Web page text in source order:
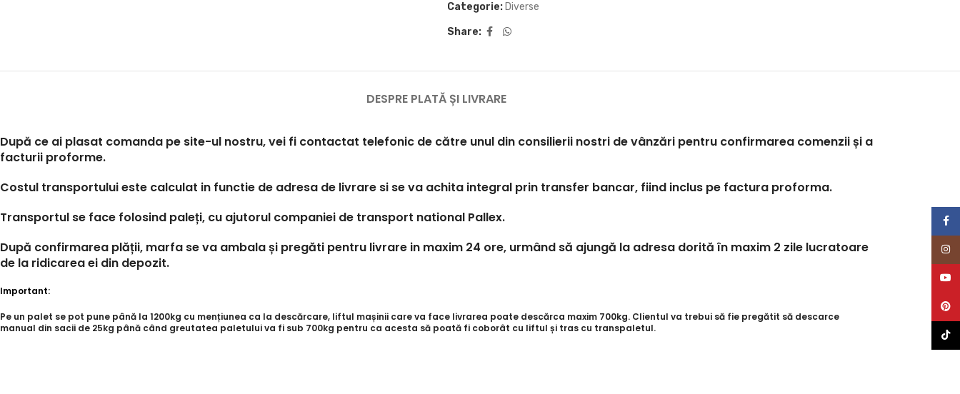
Categorie: Diverse
Share:
DESPRE PLATĂ ȘI LIVRARE
După ce ai plasat comanda pe site-ul nostru, vei fi contactat telefonic de către unul din consilierii nostri de vânzări pentru confirmarea comenzii și a
facturii proforme.
Costul transportului este calculat in functie de adresa de livrare si se va achita integral prin transfer bancar, fiind inclus pe factura proforma.
Transportul se face folosind paleți, cu ajutorul companiei de transport national Pallex.
După confirmarea plății, marfa se va ambala și pregăti pentru livrare in maxim 24 ore, urmând să ajungă la adresa dorită în maxim 2 zile lucratoare
de la ridicarea ei din depozit.
Important:
Pe un palet se pot pune până la 1200kg cu mențiunea ca la descărcare, liftul mașinii care va face livrarea poate descărca maxim 700kg. Clientul va trebui să fie pregătit să descarce
manual din sacii de 25kg până când greutatea paletului va fi sub 700kg pentru ca acesta să poată fi coborât cu liftul și tras cu transpaletul.